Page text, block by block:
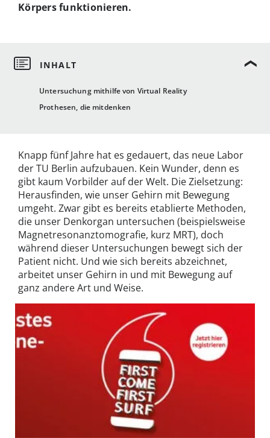
Untersuchung mithilfe von Virtual Reality
Prothesen, die mitdenken
Körpers funktionieren.
Knapp fünf Jahre hat es gedauert, das neue Labor
der TU Berlin aufzubauen. Kein Wunder, denn es
gibt kaum Vorbilder auf der Welt. Die Zielsetzung:
Herausfinden, wie unser Gehirn mit Bewegung
umgeht. Zwar gibt es bereits etablierte Methoden,
die unser Denkorgan untersuchen (beispielsweise
Magnetresonanztomografie, kurz MRT), doch
während dieser Untersuchungen bewegt sich der
Patient nicht. Und wie sich bereits abzeichnet,
arbeitet unser Gehirn in und mit Bewegung auf
ganz andere Art und Weise.